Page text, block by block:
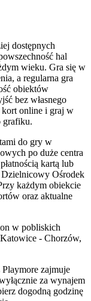
dostępnych
hal
wieku. Gra się w
a regularna gra
obiektów
bez własnego
kort online i graj w
grafiku.
do gry w
po duże centra
kartą lub
Dzielnicowy Ośrodek
każdym obiekcie
oraz aktualne
w pobliskich
- Chorzów,
zajmuje
za wynajem
dogodną godzinę